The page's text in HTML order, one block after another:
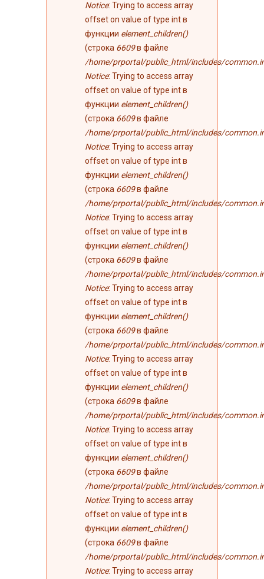
Notice: Trying to access array
offset on value of type int в
функции element_children()
(строка 6609в файле
/home/prportal/public_html/includes/
Notice: Trying to access array
offset on value of type int в
функции element_children()
(строка 6609в файле
/home/prportal/public_html/includes/
Notice: Trying to access array
offset on value of type int в
функции element_children()
(строка 6609в файле
/home/prportal/public_html/includes/
Notice: Trying to access array
offset on value of type int в
функции element_children()
(строка 6609в файле
/home/prportal/public_html/includes/
Notice: Trying to access array
offset on value of type int в
функции element_children()
(строка 6609в файле
/home/prportal/public_html/includes/
Notice: Trying to access array
offset on value of type int в
функции element_children()
(строка 6609в файле
/home/prportal/public_html/includes/
Notice: Trying to access array
offset on value of type int в
функции element_children()
(строка 6609в файле
/home/prportal/public_html/includes/
Notice: Trying to access array
offset on value of type int в
функции element_children()
(строка 6609в файле
/home/prportal/public_html/includes/
Notice: Trying to access array